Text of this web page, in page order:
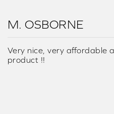
M. OSBORNE
Very nice, very affordable
product !!